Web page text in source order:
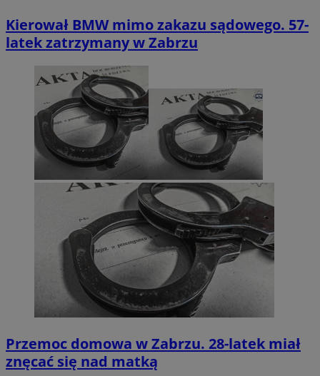
Kierował BMW mimo zakazu sądowego. 57-
latek zatrzymany w Zabrzu
Przemoc domowa w Zabrzu. 28-latek miał
znęcać się nad matką